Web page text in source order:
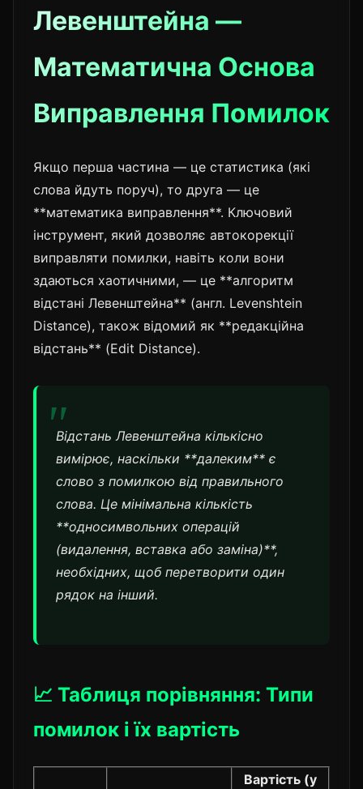
Левенштейна —
Математична Основа
Виправлення Помилок
Якщо перша частина — це статистика (які
слова йдуть поруч), то друга — це
**математика виправлення**. Ключовий
інструмент, який дозволяє автокорекції
виправляти помилки, навіть коли вони
здаються хаотичними, — це **алгоритм
відстані Левенштейна** (англ. Levenshtein
Distance), також відомий як **редакційна
відстань** (Edit Distance).
Відстань Левенштейна кількісно
вимірює, наскільки **далеким** є
слово з помилкою від правильного
слова. Це мінімальна кількість
**односимвольних операцій
(видалення, вставка або заміна)**,
необхідних, щоб перетворити один
рядок на інший.
📈 Таблиця порівняння: Типи
помилок і їх вартість
Вартість (у